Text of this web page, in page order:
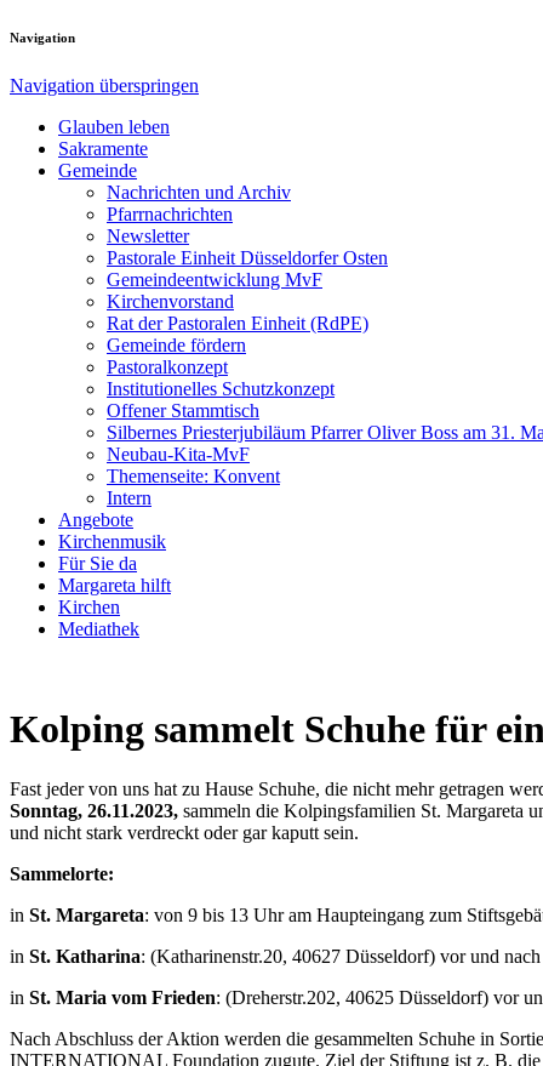
Navigation
Navigation überspringen
Glauben leben
Sakramente
Gemeinde
Nachrichten und Archiv
Pfarrnachrichten
Newsletter
Pastorale Einheit Düsseldorfer Osten
Gemeindeentwicklung MvF
Kirchenvorstand
Rat der Pastoralen Einheit (RdPE)
Gemeinde fördern
Pastoralkonzept
Institutionelles Schutzkonzept
Offener Stammtisch
Silbernes Priesterjubiläum Pfarrer Oliver Boss am 31.
Neubau-Kita-MvF
Themenseite: Konvent
Intern
Angebote
Kirchenmusik
Für Sie da
Margareta hilft
Kirchen
Mediathek
Kolping sammelt Schuhe für
Fast jeder von uns hat zu Hause Schuhe, die nicht mehr getragen
Sonntag, 26.11.2023, sammeln die Kolpingsfamilien St. Margareta
und nicht stark verdreckt oder gar kaputt sein.
Sammelorte:
in St. Margareta: von 9 bis 13 Uhr am Haupteingang zum
in St. Katharina: (Katharinenstr.20, 40627 Düsseldorf) vor und
in St. Maria vom Frieden: (Dreherstr.202, 40625 Düsseldorf) vor
Nach Abschluss der Aktion werden die gesammelten Schuhe in
INTERNATIONAL Foundation zugute. Ziel der Stiftung ist z. B. die